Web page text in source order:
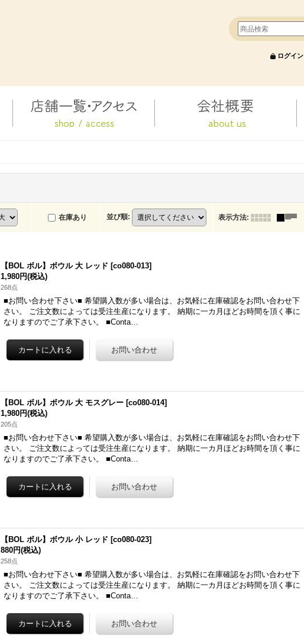
ログイン
在庫あり 並び順: 表示方法:
【BOL ボル】ボウル 大 レッド [co080-013]
1,980円(税込)
268点
■お問い合わせ下さい■ 希望購入数が多い場合は、お気軽に在庫確認をお問い合わせ下
さい。 ご注文数によっては受注生産になります。 納期に一カ月ほどお時間を頂く事に
なりますのでご了承下さい。 ■Conta…
【BOL ボル】ボウル 大 モスグレー [co080-014]
1,980円(税込)
205点
■お問い合わせ下さい■ 希望購入数が多い場合は、お気軽に在庫確認をお問い合わせ下
さい。 ご注文数によっては受注生産になります。 納期に一カ月ほどお時間を頂く事に
なりますのでご了承下さい。 ■Conta…
【BOL ボル】ボウル 小 レッド [co080-023]
880円(税込)
258点
■お問い合わせ下さい■ 希望購入数が多い場合は、お気軽に在庫確認をお問い合わせ下
さい。 ご注文数によっては受注生産になります。 納期に一カ月ほどお時間を頂く事に
なりますのでご了承下さい。 ■Conta…